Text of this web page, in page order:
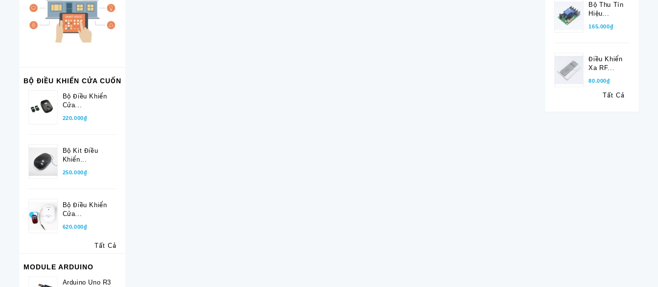
BỘ ĐIỀU KHIỂN CỬA CUỐN
Bộ Điều Khiển
Cửa...
220.000₫
Bộ Kit Điều
Khiển...
250.000₫
Bộ Điều Khiển
Cửa...
620.000₫
Tất Cả
MODULE ARDUINO
Arduino Uno R3
Bộ Thu Tín
Hiệu...
165.000₫
Điều Khiển
Xa RF...
80.000₫
Tất Cả